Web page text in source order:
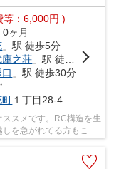
等：6,000円 )
0ヶ月
」駅 徒歩5分
庫之荘 」駅 徒歩25分
」駅 徒歩30分
町 １丁目28-4
スメです。RC構造を生
を急がれてる方もこち
...